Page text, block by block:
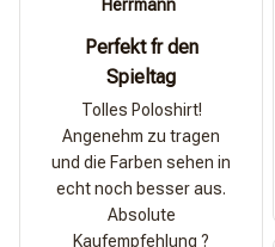
Herrmann
Perfekt fr den
Spieltag
Tolles Poloshirt!
Angenehm zu tragen
und die Farben sehen in
echt noch besser aus.
Absolute
Kaufempfehlung ?